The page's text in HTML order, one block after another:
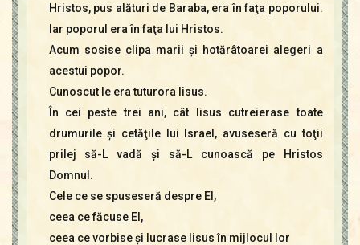
Hristos, pus alături de Baraba, era în faţa poporului.
Iar poporul era în faţa lui Hristos.
Acum sosise clipa marii şi hotărâtoarei alegeri a
acestui popor.
Cunoscut le era tuturora Iisus.
În cei peste trei ani, cât Iisus cutreierase toate
drumurile şi cetăţile lui Israel, avuseseră cu toţii
prilej să-L vadă şi să-L cunoască pe Hristos
Domnul.
Cele ce se spuseseră despre El,
ceea ce făcuse El,
ceea ce vorbise şi lucrase Iisus în mijlocul lor